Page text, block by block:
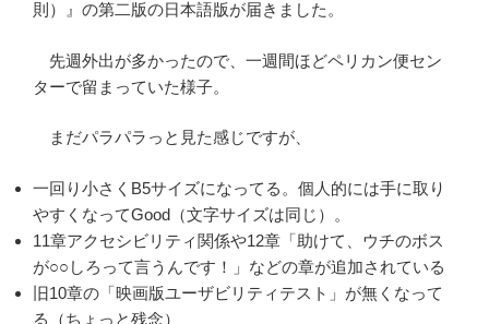
則）』の第二版の日本語版が届きました。
先週外出が多かったので、一週間ほどペリカン便セン
ターで留まっていた様子。
まだパラパラっと見た感じですが、
一回り小さくB5サイズになってる。個人的には手に取り
やすくなってGood（文字サイズは同じ）。
11章アクセシビリティ関係や12章「助けて、ウチのボス
が○○しろって言うんです！」などの章が追加されている
旧10章の「映画版ユーザビリティテスト」が無くなって
る（ちょっと残念）